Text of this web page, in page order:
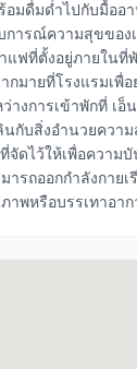
มดื่มด่ำไปกับมื้ออ
การณ์ความสุขของ
ฟที่ตั้งอยู่ภายในที่
กมายที่โรงแรมเพื่อ
งการเข้าพักที่ เอ็
นกับสิ่งอำนวยควา
ดไว้ให้เพื่อความบั
รถออกกำลังกายเ
าพหรือบรรเทาอาก